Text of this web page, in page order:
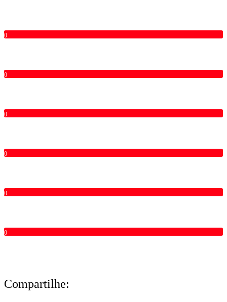
0
0
0
0
0
0
Compartilhe: